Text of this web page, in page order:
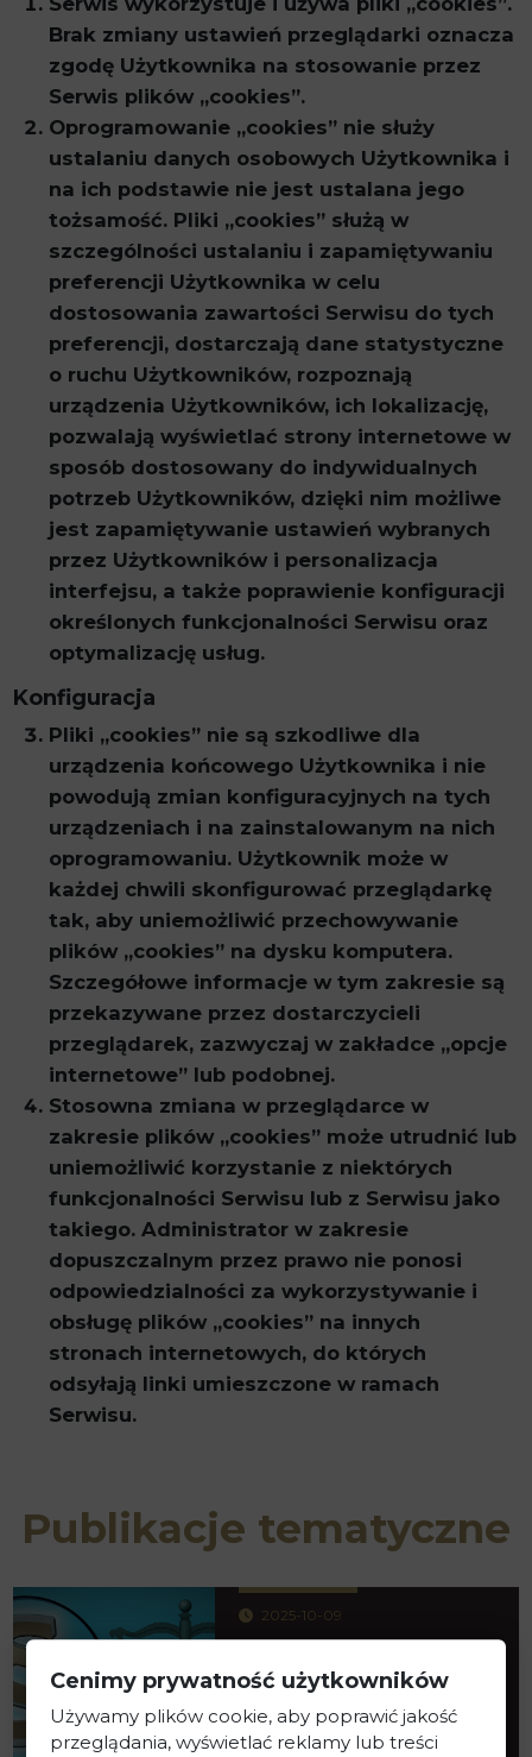
Brak zmiany ustawień przeglądarki oznacza
zgodę Użytkownika na stosowanie przez
Serwis plików „cookies”.
Oprogramowanie „cookies” nie służy
ustalaniu danych osobowych Użytkownika i
na ich podstawie nie jest ustalana jego
tożsamość. Pliki „cookies” służą w
szczególności ustalaniu i zapamiętywaniu
preferencji Użytkownika w celu
dostosowania zawartości Serwisu do tych
preferencji, dostarczają dane statystyczne
o ruchu Użytkowników, rozpoznają
urządzenia Użytkowników, ich lokalizację,
pozwalają wyświetlać strony internetowe w
sposób dostosowany do indywidualnych
potrzeb Użytkowników, dzięki nim możliwe
jest zapamiętywanie ustawień wybranych
przez Użytkowników i personalizacja
interfejsu, a także poprawienie konfiguracji
określonych funkcjonalności Serwisu oraz
optymalizację usług.
Konfiguracja
Pliki „cookies” nie są szkodliwe dla
urządzenia końcowego Użytkownika i nie
powodują zmian konfiguracyjnych na tych
urządzeniach i na zainstalowanym na nich
oprogramowaniu. Użytkownik może w
każdej chwili skonfigurować przeglądarkę
tak, aby uniemożliwić przechowywanie
plików „cookies” na dysku komputera.
Szczegółowe informacje w tym zakresie są
przekazywane przez dostarczycieli
przeglądarek, zazwyczaj w zakładce „opcje
internetowe” lub podobnej.
Stosowna zmiana w przeglądarce w
zakresie plików „cookies” może utrudnić lub
uniemożliwić korzystanie z niektórych
funkcjonalności Serwisu lub z Serwisu jako
takiego. Administrator w zakresie
dopuszczalnym przez prawo nie ponosi
odpowiedzialności za wykorzystywanie i
obsługę plików „cookies” na innych
stronach internetowych, do których
odsyłają linki umieszczone w ramach
Serwisu.
Publikacje tematyczne
2025-10-09
reforma rejestrów
akcjonariuszy –
analiza...
Cenimy prywatność użytkowników
Używamy plików cookie, aby poprawić jakość
przeglądania, wyświetlać reklamy lub treści